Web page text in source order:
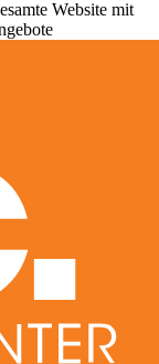
Website mit